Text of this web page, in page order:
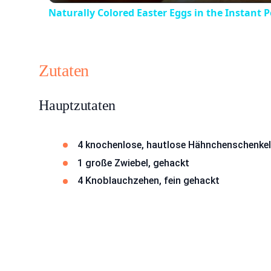
Naturally Colored Easter Eggs in the Instant
Zutaten
Hauptzutaten
4 knochenlose, hautlose Hähnchenschenkel
1 große Zwiebel, gehackt
4 Knoblauchzehen, fein gehackt